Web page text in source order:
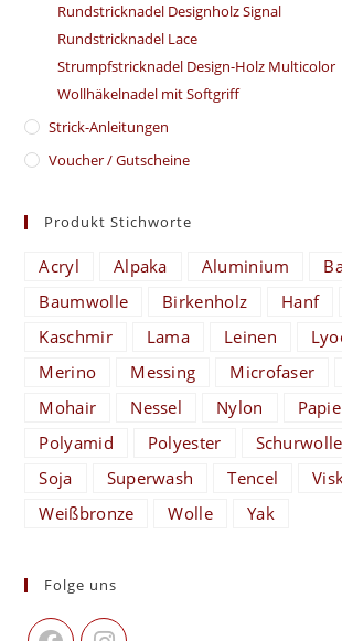
Rundstricknadel Designholz Signal
Rundstricknadel Lace
Strumpfstricknadel Design-Holz Multicolor
Wollhäkelnadel mit Softgriff
Strick-Anleitungen
Voucher / Gutscheine
Produkt Stichworte
Acryl Alpaka Aluminium
Baumwolle
Birkenholz Hanf
Kaschmir
Lama Leinen
Merino
Messing Microfaser
Mohair
Nessel Nylon
Polyamid
Polyester Schurwolle
Soja
Superwash Tencel
Weißbronze
Wolle Yak
Folge uns